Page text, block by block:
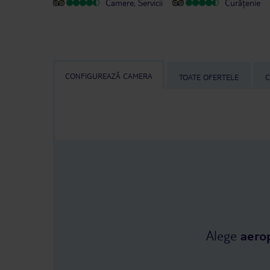
Camere, Servicii
Curățenie
CONFIGUREAZĂ CAMERA TOATE OFERTELE
Alege